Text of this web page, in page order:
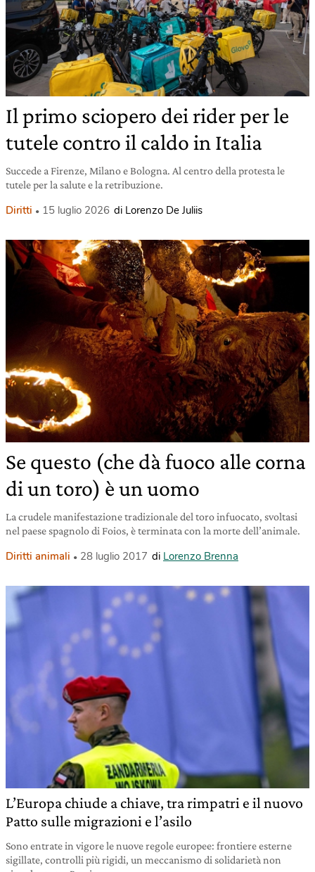
Il primo sciopero dei rider per le
tutele contro il caldo in Italia
Succede a Firenze, Milano e Bologna. Al centro della protesta le
tutele per la salute e la retribuzione.
Diritti 15 luglio 2026 di Lorenzo De Juliis
Se questo (che dà fuoco alle corna
di un toro) è un uomo
La crudele manifestazione tradizionale del toro infuocato, svoltasi
nel paese spagnolo di Foios, è terminata con la morte dell’animale.
Diritti animali 28 luglio 2017 di Lorenzo Brenna
L’Europa chiude a chiave, tra rimpatri e il nuovo
Patto sulle migrazioni e l’asilo
Sono entrate in vigore le nuove regole europee: frontiere esterne
sigillate, controlli più rigidi, un meccanismo di solidarietà non